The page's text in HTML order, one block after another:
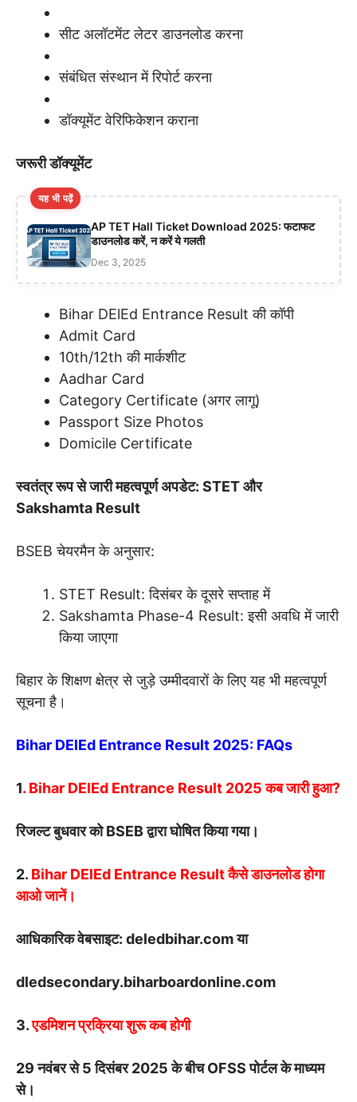
सीट अलॉटमेंट लेटर डाउनलोड करना
संबंधित संस्थान में रिपोर्ट करना
डॉक्यूमेंट वेरिफिकेशन कराना
जरूरी डॉक्यूमेंट
यह भी पढ़ें
AP TET Hall Ticket Download 2025: फटाफट
डाउनलोड करें, न करें ये गलती
Dec 3, 2025
Bihar DElEd Entrance Result की कॉपी
Admit Card
10th/12th की मार्कशीट
Aadhar Card
Category Certificate (अगर लागू)
Passport Size Photos
Domicile Certificate
स्वतंत्र रूप से जारी महत्वपूर्ण अपडेट: STET और
Sakshamta Result
BSEB चेयरमैन के अनुसार:
STET Result: दिसंबर के दूसरे सप्ताह में
Sakshamta Phase-4 Result: इसी अवधि में जारी
किया जाएगा
बिहार के शिक्षण क्षेत्र से जुड़े उम्मीदवारों के लिए यह भी महत्वपूर्ण
सूचना है।
Bihar DElEd Entrance Result 2025: FAQs
1. Bihar DElEd Entrance Result 2025 कब जारी हुआ?
रिजल्ट बुधवार को BSEB द्वारा घोषित किया गया।
2. Bihar DElEd Entrance Result कैसे डाउनलोड होगा
आओ जानें।
आधिकारिक वेबसाइट: deledbihar.com या
dledsecondary.biharboardonline.com
3.एडमिशन प्रक्रिया शुरू कब होगी
29 नवंबर से 5 दिसंबर 2025 के बीच OFSS पोर्टल के माध्यम
से।